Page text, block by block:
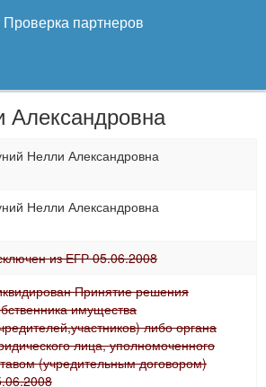
Проверка партнеров
Александровна
Нелли Александровна
Нелли Александровна
из ЕГР 05.06.2008
Принятие решения
имущества
либо органа
лица, уполномоченного
(учредительным договором)